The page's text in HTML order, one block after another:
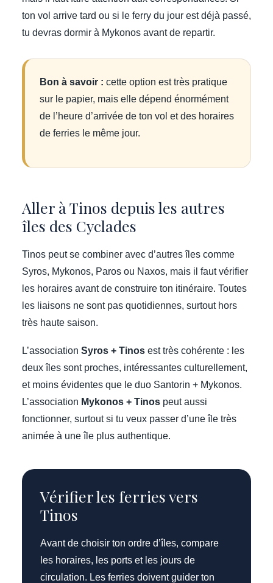
ton vol arrive tard ou si le ferry du jour est déjà passé,
tu devras dormir à Mykonos avant de repartir.
Bon à savoir : cette option est très pratique
sur le papier, mais elle dépend énormément
de l’heure d’arrivée de ton vol et des horaires
de ferries le même jour.
Aller à Tinos depuis les autres
îles des Cyclades
Tinos peut se combiner avec d’autres îles comme
Syros, Mykonos, Paros ou Naxos, mais il faut vérifier
les horaires avant de construire ton itinéraire. Toutes
les liaisons ne sont pas quotidiennes, surtout hors
très haute saison.
L’association Syros + Tinos est très cohérente : les
deux îles sont proches, intéressantes culturellement,
et moins évidentes que le duo Santorin + Mykonos.
L’association Mykonos + Tinos peut aussi
fonctionner, surtout si tu veux passer d’une île très
animée à une île plus authentique.
Vérifier les ferries vers
Tinos
Avant de choisir ton ordre d’îles, compare
les horaires, les ports et les jours de
circulation. Les ferries doivent guider ton